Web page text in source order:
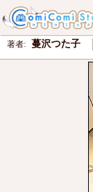
くさかんむ
著者: 蔓沢つた子